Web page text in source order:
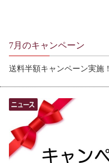
7月のキャンペーン
送料半額キャンペーン実施！